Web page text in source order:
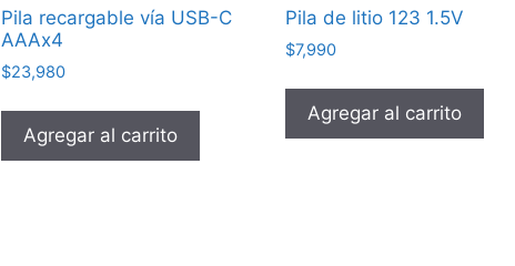
Pila recargable vía USB-C
AAAx4
$23,980
Agregar al carrito
Pila de litio 123 1.5V
$7,990
Agregar al carrito